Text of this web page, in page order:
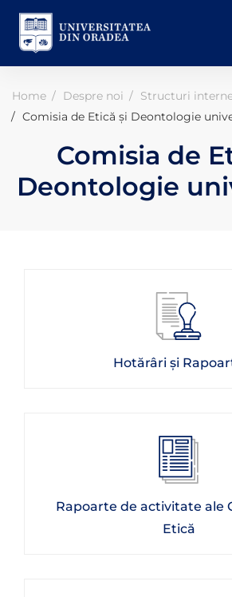
Home Despre noi
Structuri
Comisia de Etică și Deontologie
Comisia de
Deontologie
Hotărâri și
Rapoarte de activitate ale
Etică